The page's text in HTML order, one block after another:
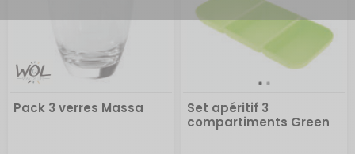
Pack 3 verres Massa
Set apéritif 3
compartiments Green